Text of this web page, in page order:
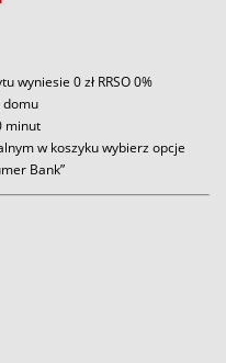
wyniesie 0 zł RRSO 0%
domu
minut
w koszyku wybierz opcje
Bank”